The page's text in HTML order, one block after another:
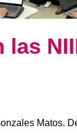
las
Matos.